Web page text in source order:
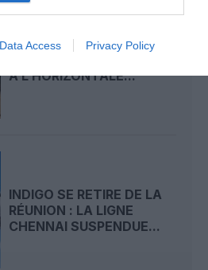
Data Access Privacy Policy
BEOND INVESTIT DANS
À L’HORIZONTALE...
INDIGO SE RETIRE DE LA
RÉUNION : LA LIGNE
CHENNAI SUSPENDUE...